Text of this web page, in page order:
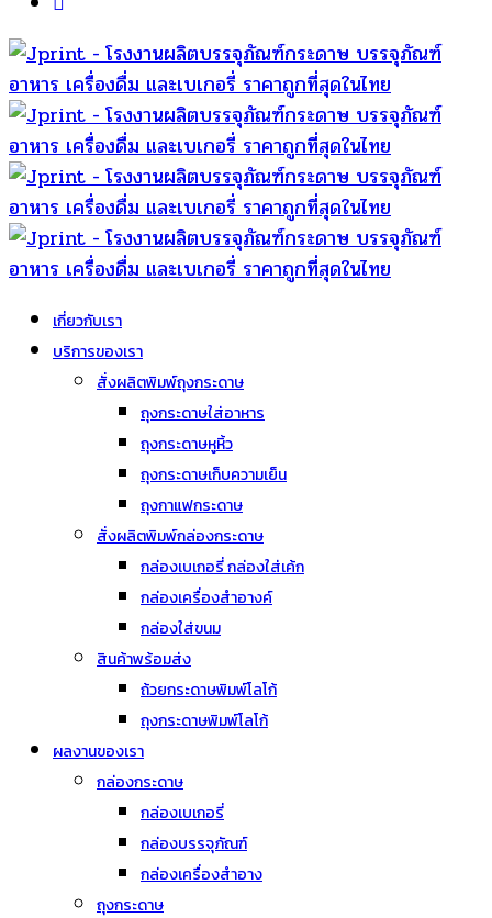
เกี่ยวกับเรา
บริการของเรา
สั่งผลิตพิมพ์ถุงกระดาษ
ถุงกระดาษใส่อาหาร
ถุงกระดาษหูหิ้ว
ถุงกระดาษเก็บความเย็น
ถุงกาแฟกระดาษ
สั่งผลิตพิมพ์กล่องกระดาษ
กล่องเบเกอรี่ กล่องใส่เค้ก
กล่องเครื่องสำอางค์
กล่องใส่ขนม
สินค้าพร้อมส่ง
ถ้วยกระดาษพิมพ์โลโก้
ถุงกระดาษพิมพ์โลโก้
ผลงานของเรา
กล่องกระดาษ
กล่องเบเกอรี่
กล่องบรรจุภัณฑ์
กล่องเครื่องสำอาง
ถุงกระดาษ